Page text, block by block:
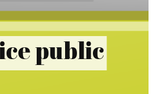
public